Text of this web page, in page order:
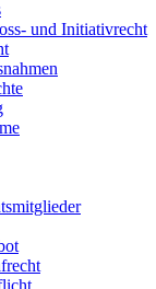
und Initiativrecht